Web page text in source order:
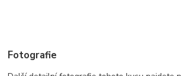
Fotografie